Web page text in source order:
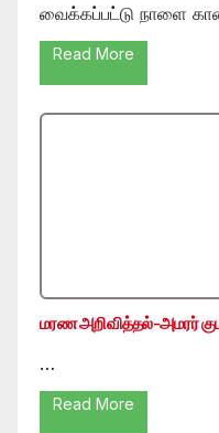
வைக்கப்பட்டு நாளை
Read More
மரண அறிவித்தல்-அமரர்
…
Read More